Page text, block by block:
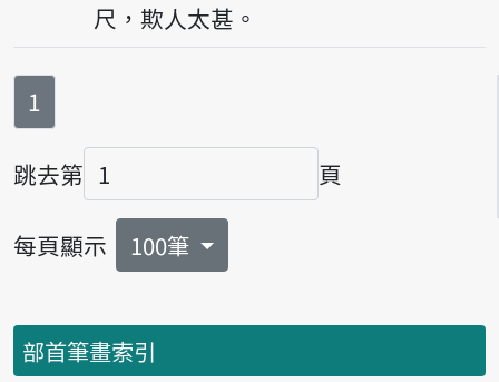
尺，欺人太甚。
第
1
跳去第
頁碼
頁
每頁顯示 100筆
部首筆畫索引